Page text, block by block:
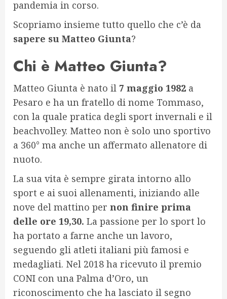
pandemia in corso.
Scopriamo insieme tutto quello che c’è da
sapere su Matteo Giunta?
Chi è Matteo Giunta?
Matteo Giunta è nato il 7 maggio 1982 a
Pesaro e ha un fratello di nome Tommaso,
con la quale pratica degli sport invernali e il
beachvolley. Matteo non è solo uno sportivo
a 360° ma anche un affermato allenatore di
nuoto.
La sua vita è sempre girata intorno allo
sport e ai suoi allenamenti, iniziando alle
nove del mattino per non finire prima
delle ore 19,30. La passione per lo sport lo
ha portato a farne anche un lavoro,
seguendo gli atleti italiani più famosi e
medagliati. Nel 2018 ha ricevuto il premio
CONI con una Palma d’Oro, un
riconoscimento che ha lasciato il segno